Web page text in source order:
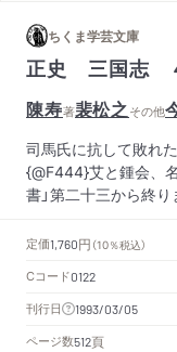
ちくま学芸文庫
正史 三国志
陳寿著裴松之その他
司馬氏に抗して敗れ
{@F444}艾と鍾会、
書」第二十三から終り
定価1,760円 （10％税込）
Cコード0122
刊行日 1993/03/05
ページ数512頁